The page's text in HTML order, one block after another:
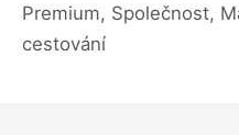
Premium, Společnost,
cestování